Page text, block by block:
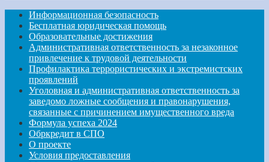
Информационная безопасность
Бесплатная юридическая помощь
Образовательные достижения
Административная ответственность за незаконное
привлечение к трудовой деятельности
Профилактика террористических и экстремистских
проявлений
Уголовная и административная ответственность за
заведомо ложные сообщения и правонарушения,
связанные с причинением имущественного вреда
Формула успеха 2024
Обркредит в СПО
О проекте
Условия предоставления